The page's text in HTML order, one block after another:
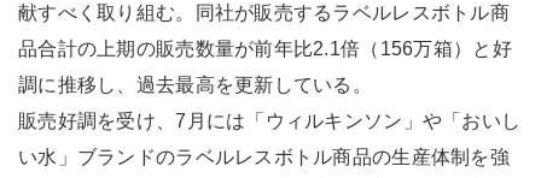
献すべく取り組む。同社が販売するラベルレスボトル商
品合計の上期の販売数量が前年比2.1倍（156万箱）と好
調に推移し、過去最高を更新している。
販売好調を受け、7月には「ウィルキンソン」や「おいし
い水」ブランドのラベルレスボトル商品の生産体制を強